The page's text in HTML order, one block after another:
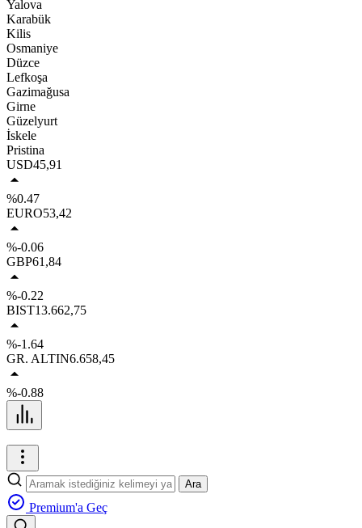
Yalova
Karabük
Kilis
Osmaniye
Düzce
Lefkoşa
Gazimağusa
Girne
Güzelyurt
İskele
Pristina
USD45,91
%0.47
EURO53,42
%-0.06
GBP61,84
%-0.22
BIST13.662,75
%-1.64
GR. ALTIN6.658,45
%-0.88
Ara
Premium'a Geç